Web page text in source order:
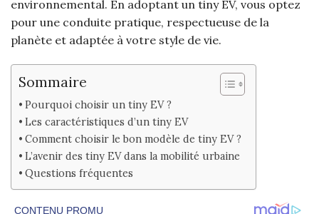
environnemental. En adoptant un tiny EV, vous optez
pour une conduite pratique, respectueuse de la
planète et adaptée à votre style de vie.
Sommaire
Pourquoi choisir un tiny EV ?
Les caractéristiques d’un tiny EV
Comment choisir le bon modèle de tiny EV ?
L’avenir des tiny EV dans la mobilité urbaine
Questions fréquentes